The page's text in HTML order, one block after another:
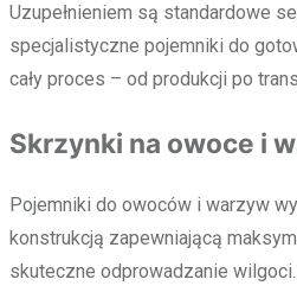
Uzupełnieniem są standardowe
specjalistyczne pojemniki do
cały proces – od produkcji po
Skrzynki na owoce i
Pojemniki do owoców i warzyw
konstrukcją zapewniającą
skuteczne odprowadzanie